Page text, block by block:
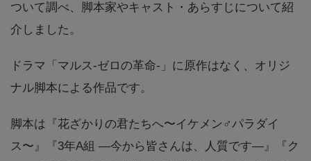
ついて調べ、脚本家やキャスト・あらすじについて紹
介しました。
ドラマ「マルス-ゼロの革命-」に原作はなく、オリジ
ナル脚本による作品です。
脚本は『花ざかりの君たちへ〜イケメン♂パラダイ
ス〜』『3年A組 ―今から皆さんは、人質です―』『ク